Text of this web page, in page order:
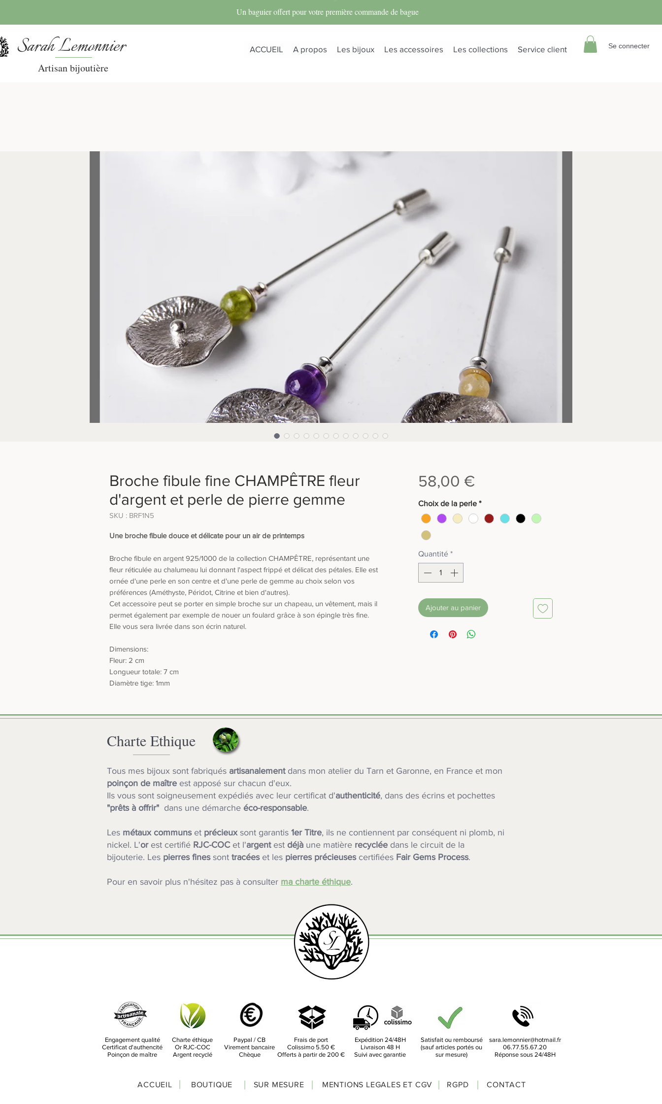
Un baguier offert pour votre première commande de bague
Sarah Lemonnier
Artisan bijoutière
ACCUEIL A propos Les bijoux Les accessoires Les collections Service client Se connecter
Broche fibule fine CHAMPÊTRE fleur
d'argent et perle de pierre gemme
SKU : BRF1N5
Une broche fibule douce et délicate pour un air de printemps
Broche fibule en argent 925/1000 de la collection CHAMPÊTRE, représentant une
fleur réticulée au chalumeau lui donnant l'aspect frippé et délicat des pétales. Elle est
ornée d'une perle en son centre et d'une perle de gemme au choix selon vos
préférences (Améthyste, Péridot, Citrine et bien d'autres).
Cet accessoire peut se porter en simple broche sur un chapeau, un vêtement, mais il
permet également par exemple de nouer un foulard grâce à son épingle très fine.
Elle vous sera livrée dans son écrin naturel.
Dimensions:
Fleur: 2 cm
Longueur totale: 7 cm
Diamètre tige: 1mm
58,00 €Prix
Choix de la perle *
Quantité *
Ajouter au panier
Charte Ethique
Tous mes bijoux sont fabriqués artisanalement dans mon atelier du Tarn et Garonne, en France et mon
poinçon de maître est apposé sur chacun d'eux.
Ils vous sont soigneusement expédiés avec leur certificat d'authenticité, dans des écrins et pochettes
"prêts à offrir" dans une démarche éco-responsable.
Les métaux communset précieuxsont garantis 1er Titre, ils ne contiennent par conséquent ni plomb, ni
nickel. L'orest certifié RJC-COCet l'argentest déjà une matière recyclée dans le circuit de la
bijouterie. Les pierres finessont tracéeset les pierres précieusescertifiées Fair Gems Process.
Pour en savoir plus n'hésitez pas à consulter ma charte éthique.
Engagement qualité
Certificat d'authencité
Poinçon de maître
Charte éthique
Or RJC-COC
Argent recyclé
Paypal / CB
Virement bancaire
Chèque
Frais de port
Colissimo 5.50 €
Offerts à partir de 200 €
Expédition 24/48H
Livraison 48 H
Suivi avec garantie
Satisfait ou remboursé
(sauf articles portés ou
sur mesure)
sara.lemonnier@hotmail.fr
06.77.55.67.20
Réponse sous 24/48H
ACCUEIL BOUTIQUE SUR MESURE MENTIONS LEGALES ET CGV RGPD CONTACT